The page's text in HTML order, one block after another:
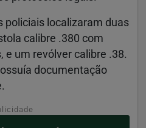
policiais localizaram duas
calibre .380 com
e um revólver calibre .38.
documentação